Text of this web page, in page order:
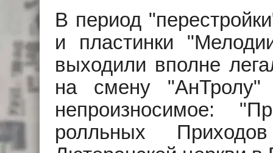
В период
и пластинки
выходили вполне
на смену "АнТролу"
непроизносимое:
ролльных